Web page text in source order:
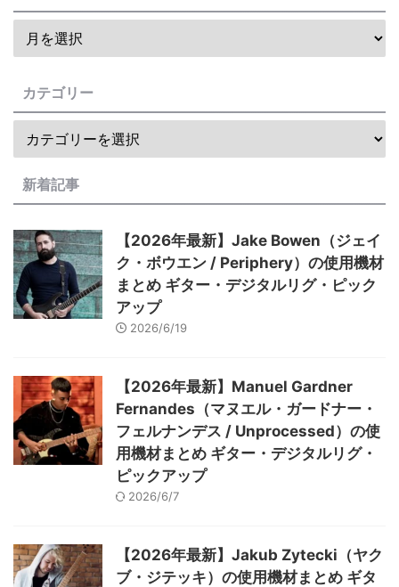
カテゴリー
新着記事
【2026年最新】Jake Bowen（ジェイ
ク・ボウエン / Periphery）の使用機材
まとめ ギター・デジタルリグ・ピック
アップ
2026/6/19
【2026年最新】Manuel Gardner
Fernandes（マヌエル・ガードナー・
フェルナンデス / Unprocessed）の使
用機材まとめ ギター・デジタルリグ・
ピックアップ
2026/6/7
【2026年最新】Jakub Zytecki（ヤク
ブ・ジテッキ）の使用機材まとめ ギタ